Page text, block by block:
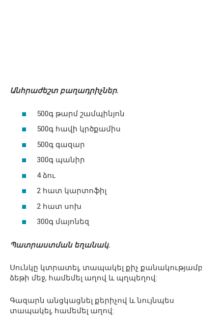
Անհրաժեշտ բաղադրիչներ.
500գ թարմ շամպինյոն
500գ հավի կրծքամիս
500գ գազար
300գ պանիր
4 ձու
2 հատ կարտոֆիլ
2 հատ սոխ
300գ մայոնեզ
Պատրաստման եղանակ.
Սունկը կտրատել, տապակել քիչ քանակությամբ
ձեթի մեջ, համեմել աղով և պղպեղով:
Գազարն անցկացնել քերիչով և նույնպես
տապակել, համեմել աղով: